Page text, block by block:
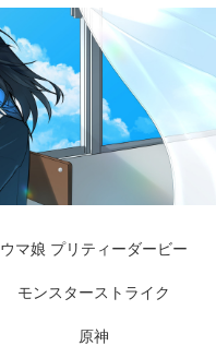
ウマ娘 プリティーダービー
モンスターストライク
原神